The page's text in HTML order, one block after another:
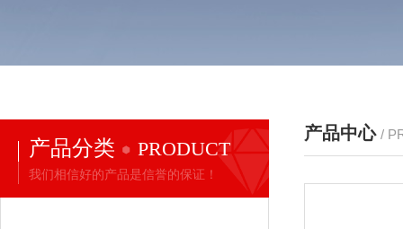
产品分类 PRODUCT
我们相信好的产品是信誉的保证！
产品中心 /